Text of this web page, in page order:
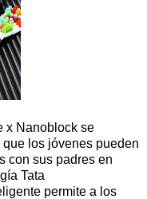
x Nanoblock se
los jóvenes pueden
con sus padres en
Tata
permite a los